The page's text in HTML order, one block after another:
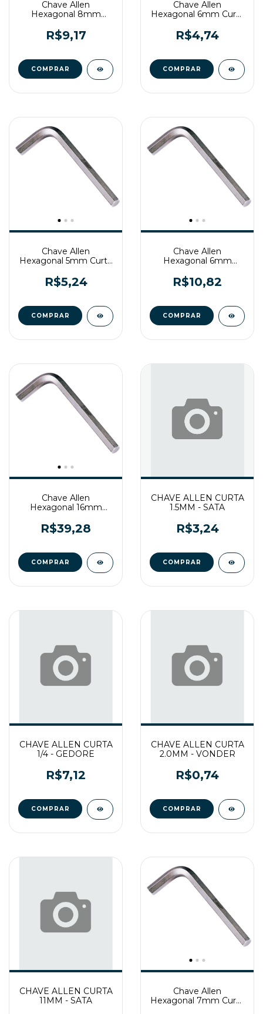
Chave Allen
Hexagonal 8mm
R$9,17
Chave Allen
Hexagonal 6mm Curta
R$4,74
Chave Allen
Hexagonal 5mm Curta
R$5,24
Chave Allen
Hexagonal 6mm
R$10,82
Chave Allen
Hexagonal 16mm
R$39,28
CHAVE ALLEN CURTA
1.5MM - SATA
R$3,24
CHAVE ALLEN CURTA
1/4 - GEDORE
R$7,12
CHAVE ALLEN CURTA
2.0MM - VONDER
R$0,74
CHAVE ALLEN CURTA
11MM - SATA
Chave Allen
Hexagonal 7mm Curta